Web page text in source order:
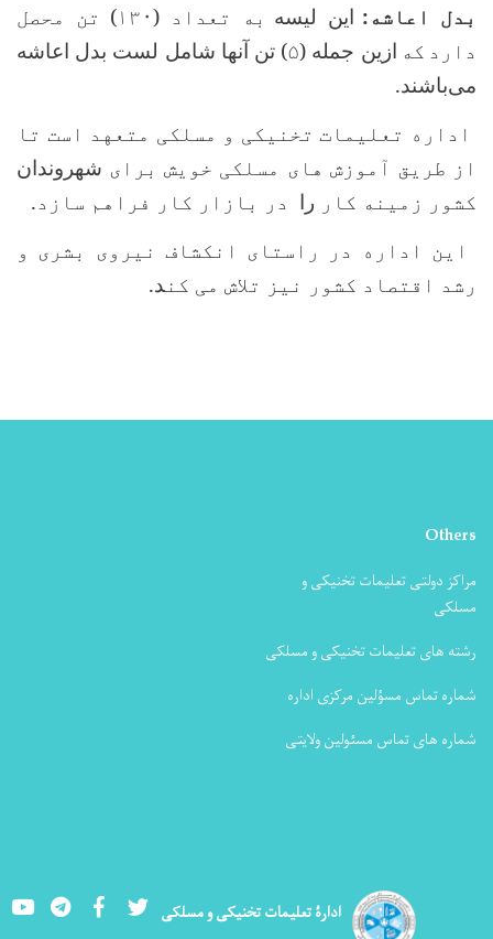
بدل اعاشه: این لیسه به تعداد (۱۳۰ ) تن محصل
دارد که ازین جمله (۵) تن آنها شامل لست بدل اعاشه
می‌باشند.
اداره تعلیمات تخنیکی و مسلکی متعهد است تا
از طریق آموزش های مسلکی خویش برای شهروندان
کشور زمینه کار را در بازار کار فراهم سازد.
این اداره در راستای انکشاف نیروی بشری و
رشد اقتصاد کشور نیز تلاش می کند.
Others
مراکز دولتی تعلیمات تخنیکی و
مسلکی
رشته های تعلیمات تخنیکی و مسلکی
شماره تماس مسؤلین مرکزی اداره
شماره های تماس مسئولین ولایتی
ادارۀ تعلیمات تخنیکی و مسلکی YoutubeLinkedInFacebook Twitter